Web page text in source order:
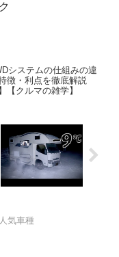
システムの仕組みの違
徴・利点を徹底解説
【クルマの雑学】
気車種